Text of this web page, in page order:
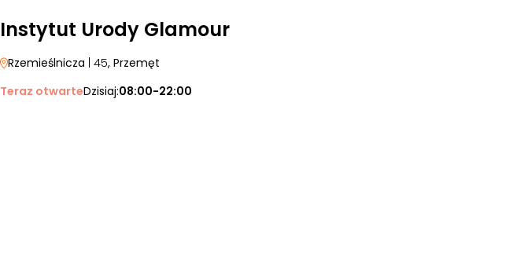
Instytut Urody Glamour
Rzemieślnicza | 45, Przemęt
Teraz otwarteDzisiaj:08:00-22:00